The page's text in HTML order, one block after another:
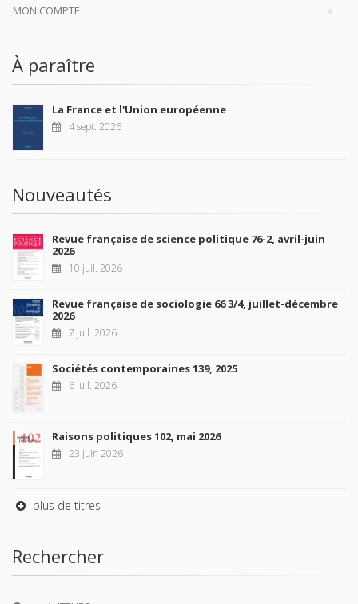
MON COMPTE
À paraître
La France et l'Union européenne
4 sept. 2026
Nouveautés
Revue française de science politique 76-2, avril-juin
2026
10 juil. 2026
Revue française de sociologie 66 3/4, juillet-décembre
2026
7 juil. 2026
Sociétés contemporaines 139, 2025
6 juil. 2026
Raisons politiques 102, mai 2026
23 juin 2026
plus de titres
Rechercher